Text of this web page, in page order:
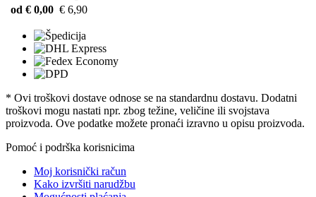
od € 0,00 € 6,90
* Ovi troškovi dostave odnose se na standardnu ​​dostavu. Dodatni
troškovi mogu nastati npr. zbog težine, veličine ili svojstava
proizvoda. Ove podatke možete pronaći izravno u opisu proizvoda.
Pomoć i podrška korisnicima
Moj korisnički račun
Kako izvršiti narudžbu